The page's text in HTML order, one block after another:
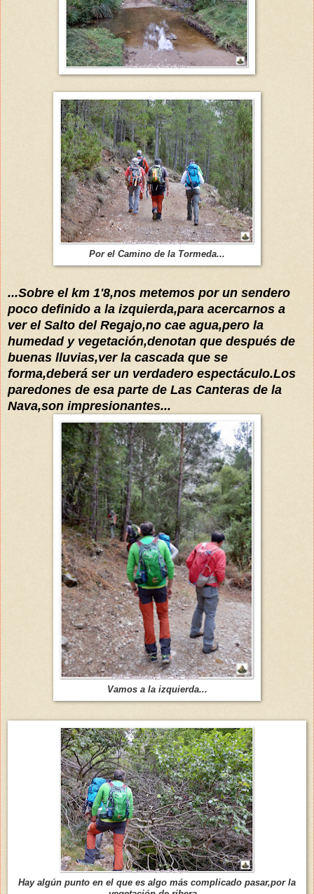
Por el Camino de la Tormeda...
...Sobre el km 1'8,nos metemos por un sendero
poco definido a la izquierda,para acercarnos a
ver el Salto del Regajo,no cae agua,pero la
humedad y vegetación,denotan que después de
buenas lluvias,ver la cascada que se
forma,deberá ser un verdadero espectáculo.Los
paredones de esa parte de Las Canteras de la
Nava,son impresionantes...
Vamos a la izquierda...
Hay algún punto en el que es algo más complicado pasar,por la